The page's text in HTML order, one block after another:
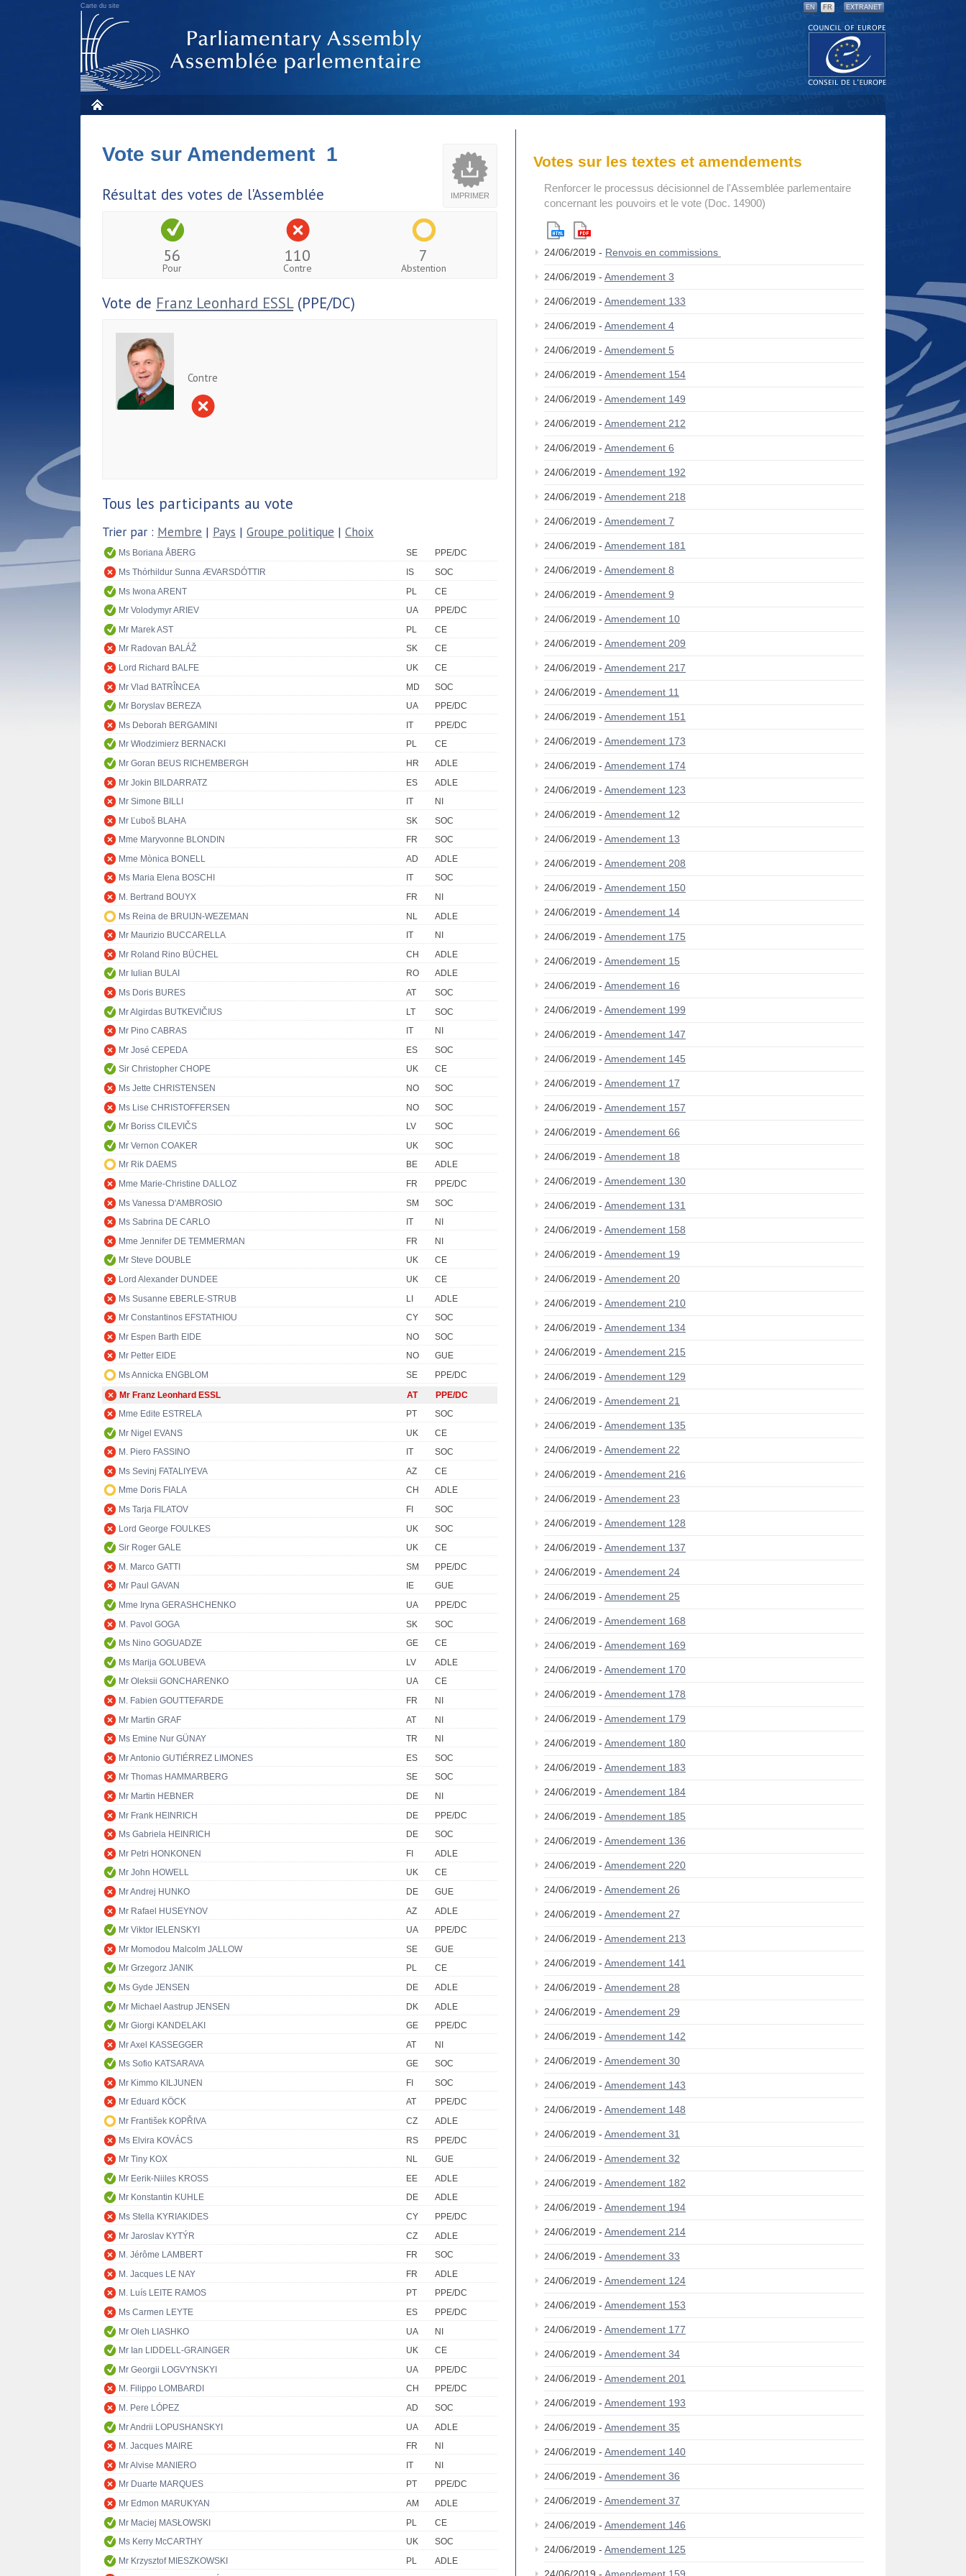
Carte du site EN FR EXTRANET
IMPRIMER
Vote sur Amendement 1
Résultat des votes de l'Assemblée
56
Pour
110
Contre
7
Abstention
Vote de Franz Leonhard ESSL(PPE/DC)
Contre
Tous les participants au vote
Trier par : Membre | Pays | Groupe politique | Choix
Ms Boriana ÅBERG SE
PPE/DC
Ms Thórhildur Sunna ÆVARSDÓTTIR
IS
SOC
Ms Iwona ARENT
PL
CE
Mr Volodymyr ARIEV
UA
PPE/DC
Mr Marek AST
PL
CE
Mr Radovan BALÁŽ
SK
CE
Lord Richard BALFE
UK
CE
Mr Vlad BATRÎNCEA
MD
SOC
Mr Boryslav BEREZA
UA
PPE/DC
Ms Deborah BERGAMINI
IT
PPE/DC
Mr Włodzimierz BERNACKI
PL
CE
Mr Goran BEUS RICHEMBERGH
HR
ADLE
Mr Jokin BILDARRATZ
ES
ADLE
Mr Simone BILLI
IT
NI
Mr Ľuboš BLAHA
SK
SOC
Mme Maryvonne BLONDIN
FR
SOC
Mme Mònica BONELL
AD
ADLE
Ms Maria Elena BOSCHI
IT
SOC
M. Bertrand BOUYX
FR
NI
Ms Reina de BRUIJN-WEZEMAN
NL
ADLE
Mr Maurizio BUCCARELLA
IT
NI
Mr Roland Rino BÜCHEL
CH
ADLE
Mr Iulian BULAI
RO
ADLE
Ms Doris BURES
AT
SOC
Mr Algirdas BUTKEVIČIUS
LT
SOC
Mr Pino CABRAS
IT
NI
Mr José CEPEDA
ES
SOC
Sir Christopher CHOPE
UK
CE
Ms Jette CHRISTENSEN
NO
SOC
Ms Lise CHRISTOFFERSEN
NO
SOC
Mr Boriss CILEVIČS
LV
SOC
Mr Vernon COAKER
UK
SOC
Mr Rik DAEMS
BE
ADLE
Mme Marie-Christine DALLOZ
FR
PPE/DC
Ms Vanessa D'AMBROSIO
SM
SOC
Ms Sabrina DE CARLO
IT
NI
Mme Jennifer DE TEMMERMAN
FR
NI
Mr Steve DOUBLE
UK
CE
Lord Alexander DUNDEE
UK
CE
Ms Susanne EBERLE-STRUB
LI
ADLE
Mr Constantinos EFSTATHIOU
CY
SOC
Mr Espen Barth EIDE
NO
SOC
Mr Petter EIDE
NO
GUE
Ms Annicka ENGBLOM
SE
PPE/DC
Mr Franz Leonhard ESSL
AT
PPE/DC
Mme Edite ESTRELA
PT
SOC
Mr Nigel EVANS
UK
CE
M. Piero FASSINO
IT
SOC
Ms Sevinj FATALIYEVA
AZ
CE
Mme Doris FIALA
CH
ADLE
Ms Tarja FILATOV
FI
SOC
Lord George FOULKES
UK
SOC
Sir Roger GALE
UK
CE
M. Marco GATTI
SM
PPE/DC
Mr Paul GAVAN
IE
GUE
Mme Iryna GERASHCHENKO
UA
PPE/DC
M. Pavol GOGA
SK
SOC
Ms Nino GOGUADZE
GE
CE
Ms Marija GOLUBEVA
LV
ADLE
Mr Oleksii GONCHARENKO
UA
CE
M. Fabien GOUTTEFARDE
FR
NI
Mr Martin GRAF
AT
NI
Ms Emine Nur GÜNAY
TR
NI
Mr Antonio GUTIÉRREZ LIMONES
ES
SOC
Mr Thomas HAMMARBERG
SE
SOC
Mr Martin HEBNER
DE
NI
Mr Frank HEINRICH
DE
PPE/DC
Ms Gabriela HEINRICH
DE
SOC
Mr Petri HONKONEN
FI
ADLE
Mr John HOWELL
UK
CE
Mr Andrej HUNKO
DE
GUE
Mr Rafael HUSEYNOV
AZ
ADLE
Mr Viktor IELENSKYI
UA
PPE/DC
Mr Momodou Malcolm JALLOW
SE
GUE
Mr Grzegorz JANIK
PL
CE
Ms Gyde JENSEN
DE
ADLE
Mr Michael Aastrup JENSEN
DK
ADLE
Mr Giorgi KANDELAKI
GE
PPE/DC
Mr Axel KASSEGGER
AT
NI
Ms Sofio KATSARAVA
GE
SOC
Mr Kimmo KILJUNEN
FI
SOC
Mr Eduard KÖCK
AT
PPE/DC
Mr František KOPŘIVA
CZ
ADLE
Ms Elvira KOVÁCS
RS
PPE/DC
Mr Tiny KOX
NL
GUE
Mr Eerik-Niiles KROSS
EE
ADLE
Mr Konstantin KUHLE
DE
ADLE
Ms Stella KYRIAKIDES
CY
PPE/DC
Mr Jaroslav KYTÝR
CZ
ADLE
M. Jérôme LAMBERT
FR
SOC
M. Jacques LE NAY
FR
ADLE
M. Luís LEITE RAMOS
PT
PPE/DC
Ms Carmen LEYTE
ES
PPE/DC
Mr Oleh LIASHKO
UA
NI
Mr Ian LIDDELL-GRAINGER
UK
CE
Mr Georgii LOGVYNSKYI
UA
PPE/DC
M. Filippo LOMBARDI
CH
PPE/DC
M. Pere LÓPEZ
AD
SOC
Mr Andrii LOPUSHANSKYI
UA
ADLE
M. Jacques MAIRE
FR
NI
Mr Alvise MANIERO
IT
NI
Mr Duarte MARQUES
PT
PPE/DC
Mr Edmon MARUKYAN
AM
ADLE
Mr Maciej MASŁOWSKI
PL
CE
Ms Kerry McCARTHY
UK
SOC
Mr Krzysztof MIESZKOWSKI
PL
ADLE
Votes sur les textes et amendements
Renforcer le processus décisionnel de l'Assemblée parlementaire
concernant les pouvoirs et le vote (Doc. 14900)
24/06/2019 - Renvois en commissions
24/06/2019 - Amendement 3
24/06/2019 - Amendement 133
24/06/2019 - Amendement 4
24/06/2019 - Amendement 5
24/06/2019 - Amendement 154
24/06/2019 - Amendement 149
24/06/2019 - Amendement 212
24/06/2019 - Amendement 6
24/06/2019 - Amendement 192
24/06/2019 - Amendement 218
24/06/2019 - Amendement 7
24/06/2019 - Amendement 181
24/06/2019 - Amendement 8
24/06/2019 - Amendement 9
24/06/2019 - Amendement 10
24/06/2019 - Amendement 209
24/06/2019 - Amendement 217
24/06/2019 - Amendement 11
24/06/2019 - Amendement 151
24/06/2019 - Amendement 173
24/06/2019 - Amendement 174
24/06/2019 - Amendement 123
24/06/2019 - Amendement 12
24/06/2019 - Amendement 13
24/06/2019 - Amendement 208
24/06/2019 - Amendement 150
24/06/2019 - Amendement 14
24/06/2019 - Amendement 175
24/06/2019 - Amendement 15
24/06/2019 - Amendement 16
24/06/2019 - Amendement 199
24/06/2019 - Amendement 147
24/06/2019 - Amendement 145
24/06/2019 - Amendement 17
24/06/2019 - Amendement 157
24/06/2019 - Amendement 66
24/06/2019 - Amendement 18
24/06/2019 - Amendement 130
24/06/2019 - Amendement 131
24/06/2019 - Amendement 158
24/06/2019 - Amendement 19
24/06/2019 - Amendement 20
24/06/2019 - Amendement 210
24/06/2019 - Amendement 134
24/06/2019 - Amendement 215
24/06/2019 - Amendement 129
24/06/2019 - Amendement 21
24/06/2019 - Amendement 135
24/06/2019 - Amendement 22
24/06/2019 - Amendement 216
24/06/2019 - Amendement 23
24/06/2019 - Amendement 128
24/06/2019 - Amendement 137
24/06/2019 - Amendement 24
24/06/2019 - Amendement 25
24/06/2019 - Amendement 168
24/06/2019 - Amendement 169
24/06/2019 - Amendement 170
24/06/2019 - Amendement 178
24/06/2019 - Amendement 179
24/06/2019 - Amendement 180
24/06/2019 - Amendement 183
24/06/2019 - Amendement 184
24/06/2019 - Amendement 185
24/06/2019 - Amendement 136
24/06/2019 - Amendement 220
24/06/2019 - Amendement 26
24/06/2019 - Amendement 27
24/06/2019 - Amendement 213
24/06/2019 - Amendement 141
24/06/2019 - Amendement 28
24/06/2019 - Amendement 29
24/06/2019 - Amendement 142
24/06/2019 - Amendement 30
24/06/2019 - Amendement 143
24/06/2019 - Amendement 148
24/06/2019 - Amendement 31
24/06/2019 - Amendement 32
24/06/2019 - Amendement 182
24/06/2019 - Amendement 194
24/06/2019 - Amendement 214
24/06/2019 - Amendement 33
24/06/2019 - Amendement 124
24/06/2019 - Amendement 153
24/06/2019 - Amendement 177
24/06/2019 - Amendement 34
24/06/2019 - Amendement 201
24/06/2019 - Amendement 193
24/06/2019 - Amendement 35
24/06/2019 - Amendement 140
24/06/2019 - Amendement 36
24/06/2019 - Amendement 37
24/06/2019 - Amendement 146
24/06/2019 - Amendement 125